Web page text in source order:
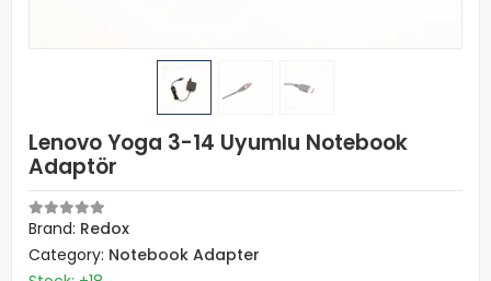
Lenovo Yoga 3-14 Uyumlu Notebook
Adaptör
Brand: Redox
Category: Notebook Adapter